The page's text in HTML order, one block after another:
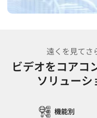
遠くを見てさ
ビデオをコアコ
ソリューシ
機能別